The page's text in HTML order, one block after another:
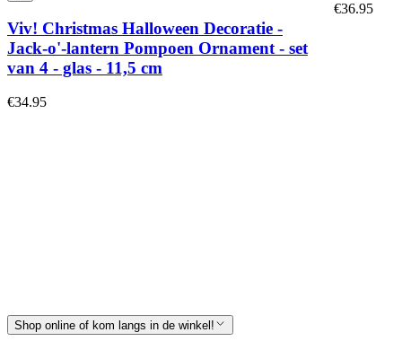
Viv! Christmas Halloween Decoratie -
Jack-o'-lantern Pompoen Ornament - set
van 4 - glas - 11,5 cm
€34.95
€36.95
Shop online of kom langs in de winkel!